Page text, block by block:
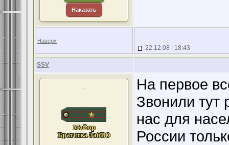
Наказать
Наверх
22.12.08 : 18:43
SSV
.
На первое
Звонили тут
нас для
России